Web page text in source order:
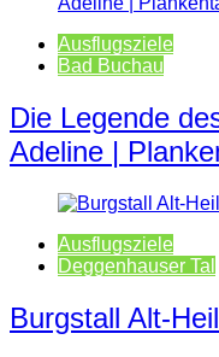
Ausflugsziele
Bad Buchau
Die Legende
Adeline |
Ausflugsziele
Deggenhauser Tal
Burgstall Alt-